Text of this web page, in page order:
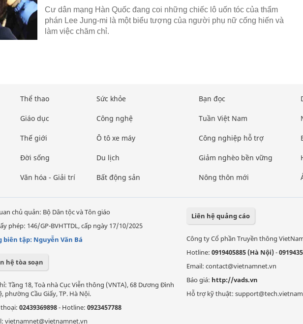
Cư dân mạng Hàn Quốc đang coi những chiếc lô uốn tóc của thẩm
phán Lee Jung-mi là một biểu tượng của người phụ nữ cống hiến và
làm việc chăm chỉ.
Thể thao
Giáo dục
Thế giới
Đời sống
Văn hóa - Giải trí
Sức khỏe
Công nghệ
Ô tô xe máy
Du lịch
Bất động sản
Bạn đọc
Tuần Việt Nam
Công nghiệp hỗ trợ
Giảm nghèo bền vững
Nông thôn mới
chủ quản: Bộ Dân tộc và Tôn giáo
phép: 146/GP-BVHTTDL, cấp ngày 17/10/2025
biên tập: Nguyễn Văn Bá
hệ tòa soạn
Tầng 18, Toà nhà Cục Viễn thông (VNTA), 68 Dương Đình
phường Cầu Giấy, TP. Hà Nội.
02439369898- Hotline: 0923457788
vietnamnet@vietnamnet.vn
Liên hệ quảng cáo
Công ty Cổ phần Truyền thông
Hotline: 0919405885 (Hà Nội)-
Email: contact@vietnamnet.vn
Báo giá: http://vads.vn
Hỗ trợ kỹ thuật: